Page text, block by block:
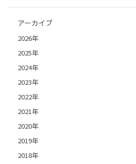
アーカイブ
2026年
2025年
2024年
2023年
2022年
2021年
2020年
2019年
2018年